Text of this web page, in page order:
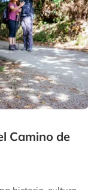
Camino de